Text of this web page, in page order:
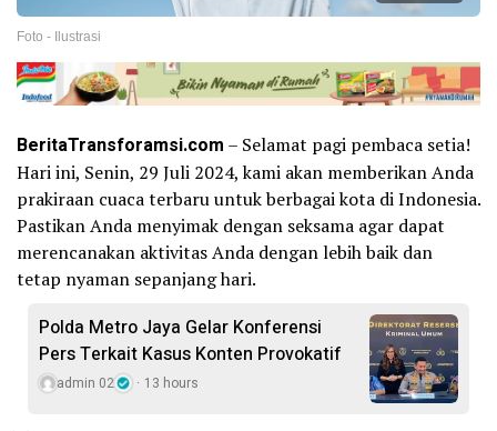
Foto - Ilustrasi
BeritaTransforamsi.com – Selamat pagi pembaca setia!
Hari ini, Senin, 29 Juli 2024, kami akan memberikan Anda
prakiraan cuaca terbaru untuk berbagai kota di Indonesia.
Pastikan Anda menyimak dengan seksama agar dapat
merencanakan aktivitas Anda dengan lebih baik dan
tetap nyaman sepanjang hari.
Polda Metro Jaya Gelar Konferensi
Pers Terkait Kasus Konten Provokatif
admin 02 13 hours